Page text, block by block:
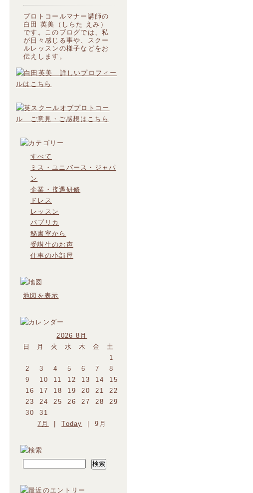
プロトコールマナー講師の
白田 英美（しらた えみ）
です。このブログでは、私
が日々感じる事や、スクー
ルレッスンの様子などをお
伝えします。
すべて
ミス・ユニバース・ジャパ
ン
企業・接遇研修
ドレス
レッスン
パプリカ
秘書室から
受講生のお声
仕事の小部屋
地図を表示
2026 8月
日
月 火 水 木 金
土
1
2
3 4 5 6 7
8
9
10 11 12 13 14
15
16
17 18 19 20 21
22
23
24 25 26 27 28
29
30
31
7月
|Today | 9月